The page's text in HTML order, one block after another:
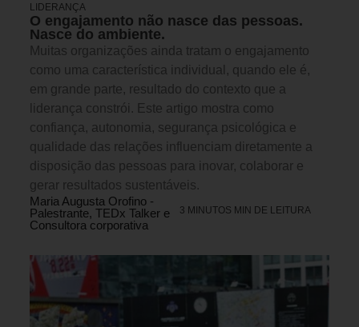
LIDERANÇA
O engajamento não nasce das pessoas.
Nasce do ambiente.
Muitas organizações ainda tratam o engajamento
como uma característica individual, quando ele é,
em grande parte, resultado do contexto que a
liderança constrói. Este artigo mostra como
confiança, autonomia, segurança psicológica e
qualidade das relações influenciam diretamente a
disposição das pessoas para inovar, colaborar e
gerar resultados sustentáveis.
Maria Augusta Orofino -
Palestrante, TEDx Talker e
Consultora corporativa
3 MINUTOS MIN DE LEITURA